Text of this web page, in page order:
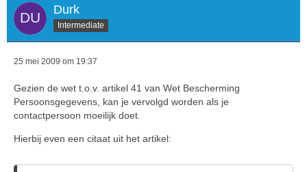
Durk
Intermediate
25 mei 2009 om 19:37
Gezien de wet t.o.v. artikel 41 van Wet Bescherming
Persoonsgegevens, kan je vervolgd worden als je
contactpersoon moeilijk doet.
Hierbij even een citaat uit het artikel: